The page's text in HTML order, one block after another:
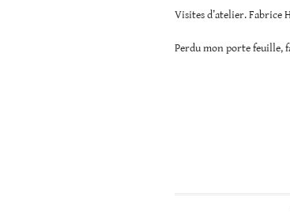
Visites d’atelier. Fabrice
Perdu mon porte feuille,